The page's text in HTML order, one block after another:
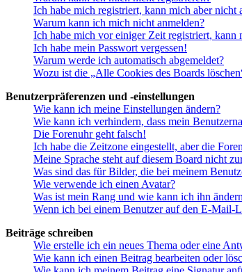
Ich habe mich registriert, kann mich aber nicht
Warum kann ich mich nicht anmelden?
Ich habe mich vor einiger Zeit registriert, kann
Ich habe mein Passwort vergessen!
Warum werde ich automatisch abgemeldet?
Wozu ist die „Alle Cookies des Boards
Benutzerpräferenzen und -einstellungen
Wie kann ich meine Einstellungen ändern?
Wie kann ich verhindern, dass mein
Die Forenuhr geht falsch!
Ich habe die Zeitzone eingestellt, aber die
Meine Sprache steht auf diesem Board nicht
Was sind das für Bilder, die bei meinem
Wie verwende ich einen Avatar?
Was ist mein Rang und wie kann ich ihn
Wenn ich bei einem Benutzer auf den E-
Beiträge schreiben
Wie erstelle ich ein neues Thema oder eine
Wie kann ich einen Beitrag bearbeiten oder